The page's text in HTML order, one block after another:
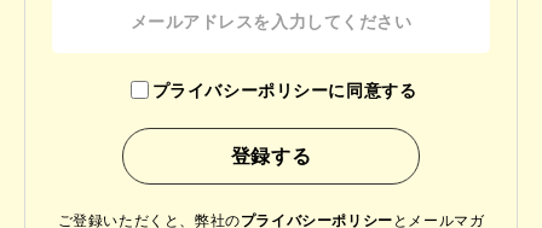
プライバシーポリシーに同意する
ご登録いただくと、弊社のプライバシーポリシー と メールマガ